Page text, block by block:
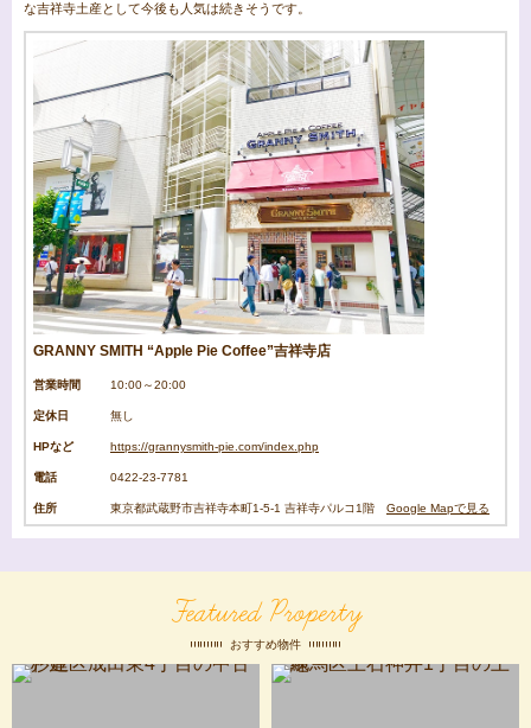
な吉祥寺土産として今後も人気は続きそうです。
GRANNY SMITH “Apple Pie Coffee”吉祥寺店
営業時間 10:00～20:00
定休日 無し
HPなど https://grannysmith-pie.com/index.php
電話 0422-23-7781
住所 東京都武蔵野市吉祥寺本町1-5-1 吉祥寺パルコ1階 Google Mapで見る
Featured Property
おすすめ物件